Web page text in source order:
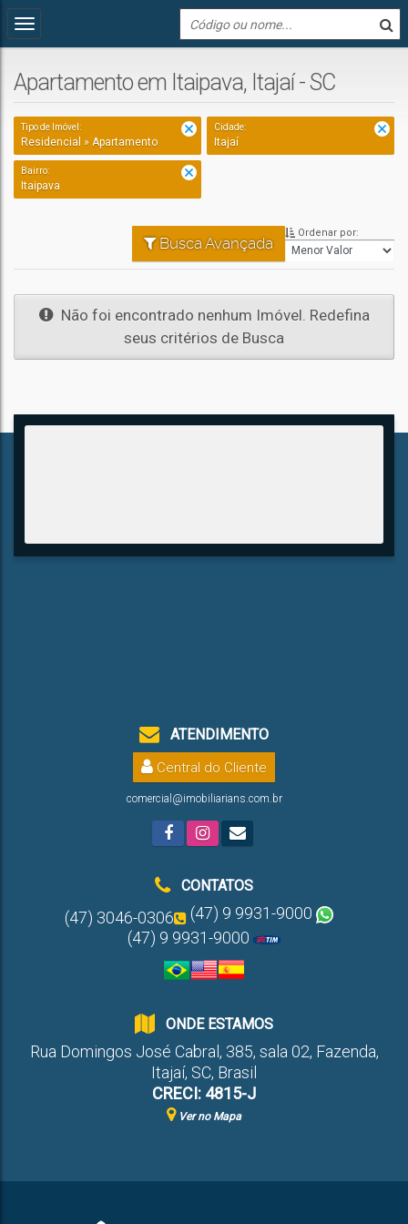
Apartamento em Itaipava, Itajaí - SC
Tipo de Imóvel:
Residencial » Apartamento
Cidade:
Itajaí
Bairro:
Itaipava
Busca Avançada
Ordenar por:
Não foi encontrado nenhum Imóvel. Redefina
seus critérios de Busca
ATENDIMENTO
Central do Cliente
comercial@imobiliarians.com.br
CONTATOS
(47) 3046-0306
(47) 9 9931-9000
(47) 9 9931-9000
ONDE ESTAMOS
Rua Domingos José Cabral , 385, sala 02, Fazenda,
Itajaí, SC, Brasil
CRECI: 4815-J
Ver no Mapa